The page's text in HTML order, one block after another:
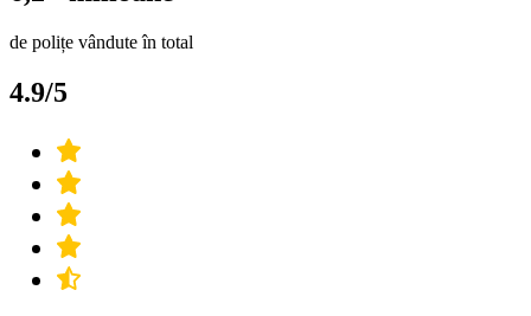
de polițe vândute în total
4.9/5